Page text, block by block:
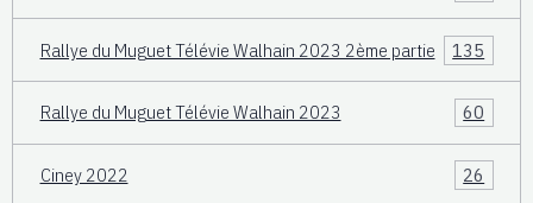
Rallye du Muguet Télévie Walhain 2023 2ème partie 135
Rallye du Muguet Télévie Walhain 2023 60
Ciney 2022 26